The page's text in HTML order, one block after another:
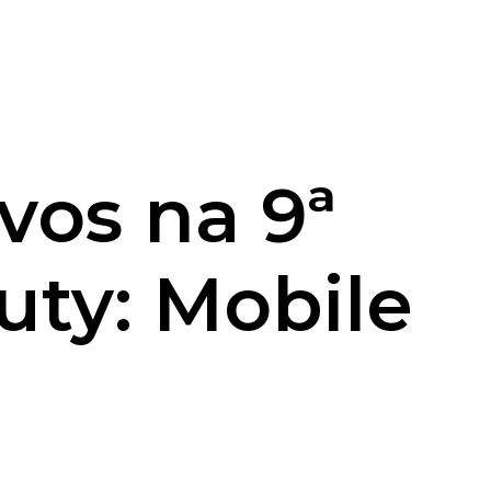
na 9ª
Mobile